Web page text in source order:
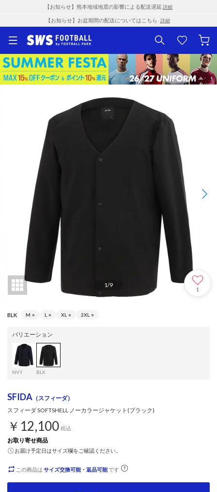
【お知らせ】熊本地域地震の影響による配送遅延 詳細
【お知らせ】お盆期間の配送についてはこちら 詳細
1/9
1
BLK M ○ L ○ XL ○ 2XL ○
バリエーション
NVY BLK
SFIDA （スフィーダ）
スフィーダ SOFTSHELL ノーカラージャケット(ブラック)
￥12,100 税込
お取り寄せ商品
お届け予定日はサイズ欄をご確認ください。
この商品は サイズ交換可能・返品可能です